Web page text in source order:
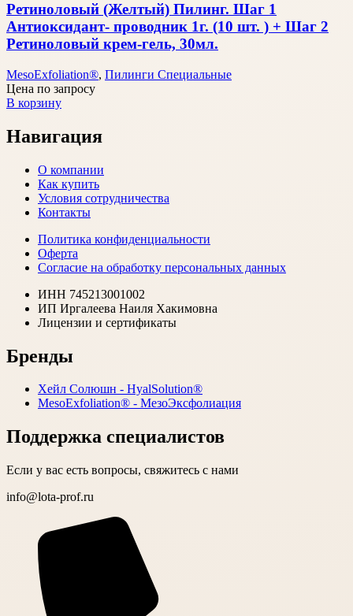
Ретиноловый (Желтый) Пилинг. Шаг 1
Антиоксидант- проводник 1г. (10 шт. ) + Шаг 2
Ретиноловый крем-гель, 30мл.
MesoExfoliation®, Пилинги Специальные
Цена по запросу
В корзину
Навигация
О компании
Как купить
Условия сотрудничества
Контакты
Политика конфиденциальности
Оферта
Согласие на обработку персональных данных
ИНН 745213001002
ИП Иргалеева Наиля Хакимовна
Лицензии и сертификаты
Бренды
Хейл Солюшн - HyalSolution®
MesoExfoliation® - МезоЭксфолиация
Поддержка специалистов
Если у вас есть вопросы, свяжитесь с нами
info@lota-prof.ru